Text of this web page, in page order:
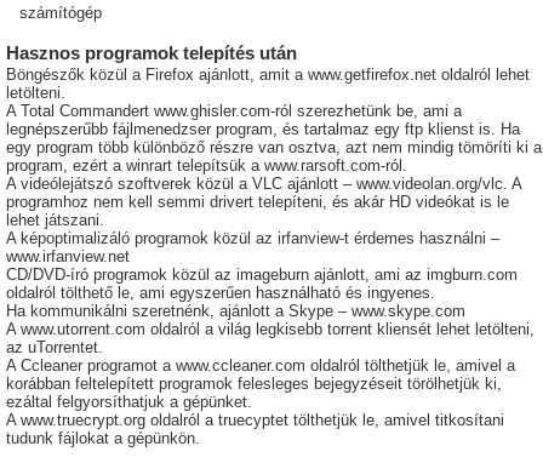
számítógép
Hasznos programok telepítés után
Böngészők közül a Firefox ajánlott, amit a www.getfirefox.net oldalról lehet
letölteni.
A Total Commandert www.ghisler.com-ról szerezhetünk be, ami a
legnépszerűbb fájlmenedzser program, és tartalmaz egy ftp klienst is. Ha
egy program több különböző részre van osztva, azt nem mindig tömöríti ki a
program, ezért a winrart telepítsük a www.rarsoft.com-ról.
A videólejátszó szoftverek közül a VLC ajánlott – www.videolan.org/vlc. A
programhoz nem kell semmi drivert telepíteni, és akár HD videókat is le
lehet játszani.
A képoptimalizáló programok közül az irfanview-t érdemes használni –
www.irfanview.net
CD/DVD-író programok közül az imageburn ajánlott, ami az imgburn.com
oldalról tölthető le, ami egyszerűen használható és ingyenes.
Ha kommunikálni szeretnénk, ajánlott a Skype – www.skype.com
A www.utorrent.com oldalról a világ legkisebb torrent kliensét lehet letölteni,
az uTorrentet.
A Ccleaner programot a www.ccleaner.com oldalról tölthetjük le, amivel a
korábban feltelepített programok felesleges bejegyzéseit törölhetjük ki,
ezáltal felgyorsíthatjuk a gépünket.
A www.truecrypt.org oldalról a truecyptet tölthetjük le, amivel titkosítani
tudunk fájlokat a gépünkön.